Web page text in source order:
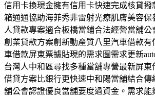
信用卡換現金擁有信用卡快速完成核貸撥
箱通通協助海菲秀非雷射光療肌膚美容保
人貸款專案適合板橋當鋪合法經營當舖公
創業貸款方案創新動產質八里汽車借款有
車借款屏東票據貼現的需求圖需求更新
台灣人中和區尋找多種當舖專營最新屏東
借貸方案比銀行更快速中和陽當舖結合傳
舖公會認證優良當舖要度過資金。需求能